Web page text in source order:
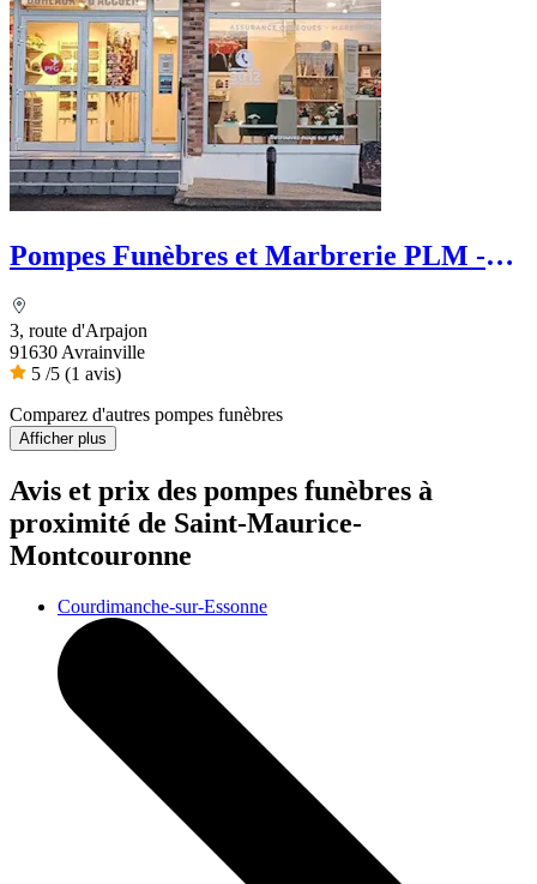
Pompes Funèbres et Marbrerie PLM -
3, route d'Arpajon
91630 Avrainville
5 /5 (1 avis)
Comparez d'autres pompes funèbres
Afficher plus
Avis et prix des pompes funèbres à
proximité de Saint-Maurice-
Montcouronne
Courdimanche-sur-Essonne